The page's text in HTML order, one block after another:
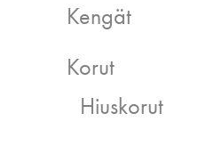
Kengät
Korut
Hiuskorut